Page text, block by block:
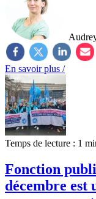
En savoir plus /
Temps de lecture : 1
Fonction
décembre est